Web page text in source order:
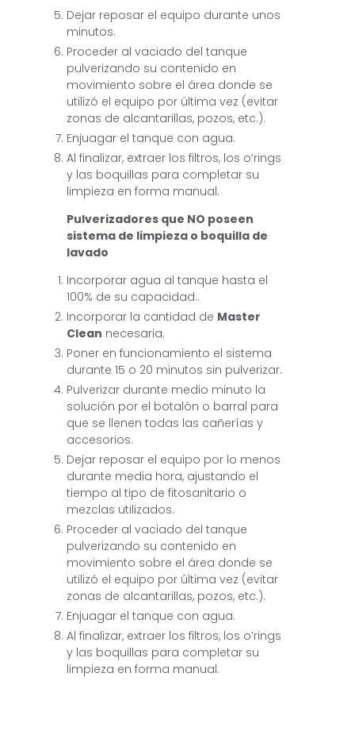
Dejar reposar el equipo durante unos
minutos.
Proceder al vaciado del tanque
pulverizando su contenido en
movimiento sobre el área donde se
utilizó el equipo por última vez (evitar
zonas de alcantarillas, pozos, etc.).
Enjuagar el tanque con agua.
Al finalizar, extraer los filtros, los o’rings
y las boquillas para completar su
limpieza en forma manual.
Pulverizadores que NO poseen
sistema de limpieza o boquilla de
lavado
Incorporar agua al tanque hasta el
100% de su capacidad..
Incorporar la cantidad de Master
Clean necesaria.
Poner en funcionamiento el sistema
durante 15 o 20 minutos sin pulverizar.
Pulverizar durante medio minuto la
solución por el botalón o barral para
que se llenen todas las cañerías y
accesorios.
Dejar reposar el equipo por lo menos
durante media hora, ajustando el
tiempo al tipo de fitosanitario o
mezclas utilizados.
Proceder al vaciado del tanque
pulverizando su contenido en
movimiento sobre el área donde se
utilizó el equipo por última vez (evitar
zonas de alcantarillas, pozos, etc.).
Enjuagar el tanque con agua.
Al finalizar, extraer los filtros, los o’rings
y las boquillas para completar su
limpieza en forma manual.